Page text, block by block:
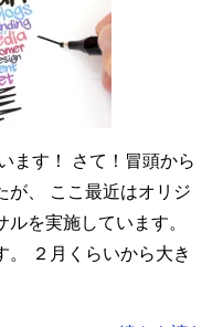
ます！ さて！冒頭から
が、 ここ最近はオリジ
を実施しています。
。 ２月くらいから大き